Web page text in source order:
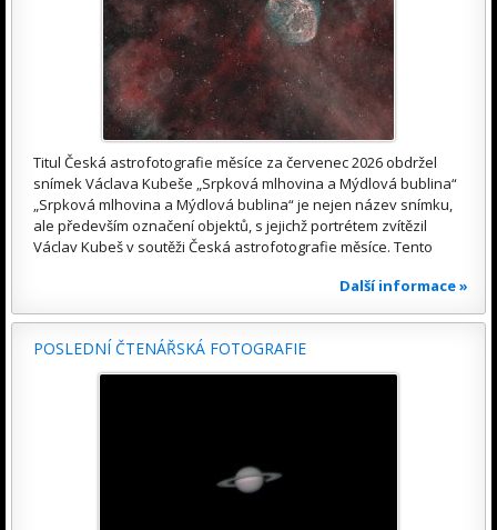
Titul Česká astrofotografie měsíce za červenec 2026 obdržel
snímek Václava Kubeše „Srpková mlhovina a Mýdlová bublina“
„Srpková mlhovina a Mýdlová bublina“ je nejen název snímku,
ale především označení objektů, s jejichž portrétem zvítězil
Václav Kubeš v soutěži Česká astrofotografie měsíce. Tento
Další informace »
POSLEDNÍ ČTENÁŘSKÁ FOTOGRAFIE